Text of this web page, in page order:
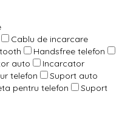
Cablu de incarcare
Handsfree telefon
auto
Incarcator
telefon
Suport auto
pentru telefon
Suport